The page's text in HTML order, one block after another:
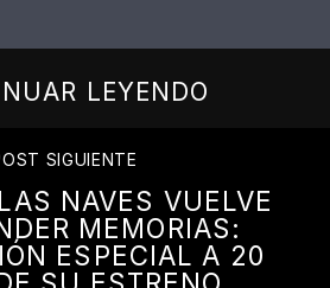
LEYENDO
SIGUIENTE
NAVES VUELVE
MEMORIAS:
ESPECIAL A 20